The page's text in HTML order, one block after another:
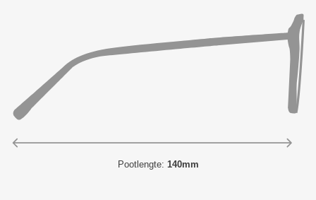
Pootlengte: 140mm